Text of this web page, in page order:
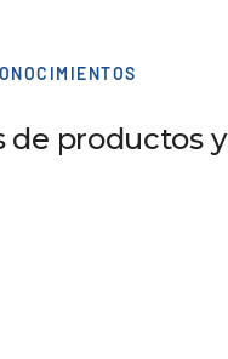
de productos